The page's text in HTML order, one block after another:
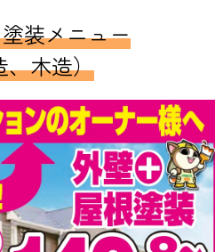
装メニュー
、木造）